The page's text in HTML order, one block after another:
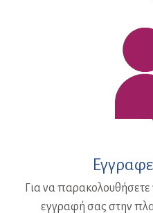
Για να
εγγραφή σας στην